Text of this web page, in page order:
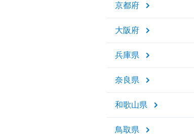
京都府
大阪府
兵庫県
奈良県
和歌山県
鳥取県